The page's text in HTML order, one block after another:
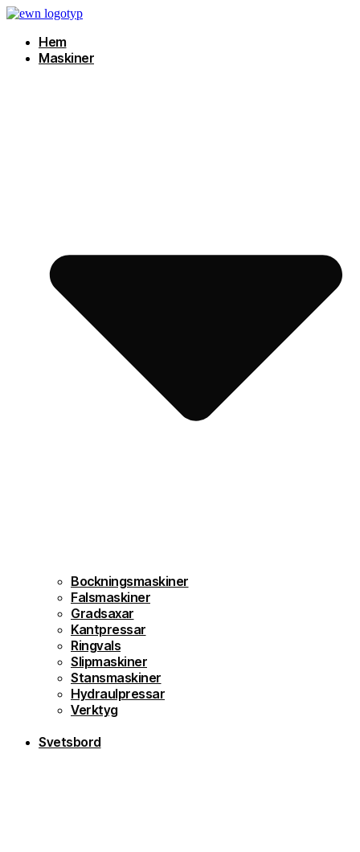
Hoppa
innehållHem
Maskiner
Bockningsmaskiner
Falsmaskiner
Gradsaxar
Kantpressar
Ringvals
Slipmaskiner
Stansmaskiner
Hydraulpressar
Verktyg
Svetsbord